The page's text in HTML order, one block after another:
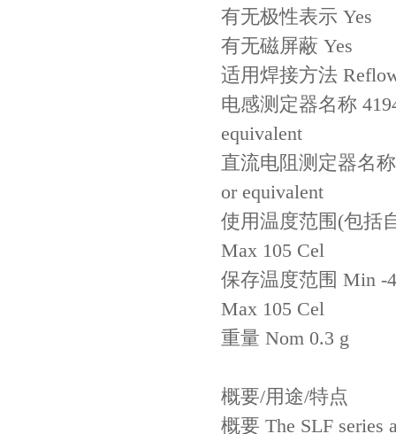
有无极性表示 Yes
有无磁屏蔽 Yes
适用焊接方法
电感测定器名称
equivalent
直流电阻测定器名
or equivalent
使用温度范围(包括
Max 105 Cel
保存温度范围 Min -
Max 105 Cel
重量 Nom 0.3 g
概要/用途/特点
概要 The SLF series